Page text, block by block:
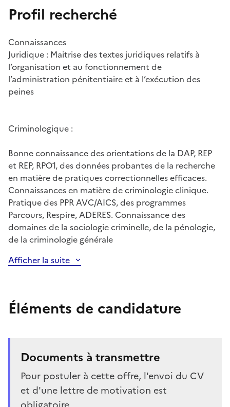
Profil recherché
Connaissances
Juridique : Maitrise des textes juridiques relatifs à
l’organisation et au fonctionnement de
l’administration pénitentiaire et à l’exécution des
peines
Criminologique :
Bonne connaissance des orientations de la DAP, REP
et REP, RPO1, des données probantes de la recherche
en matière de pratiques correctionnelles efficaces.
Connaissances en matière de criminologie clinique.
Pratique des PPR AVC/AICS, des programmes
Parcours, Respire, ADERES. Connaissance des
domaines de la sociologie criminelle, de la pénologie,
de la criminologie générale
Afficher la suite
Éléments de candidature
Documents à transmettre
Pour postuler à cette offre, l'envoi du CV
et d'une lettre de motivation est